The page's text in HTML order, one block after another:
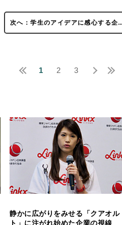
次へ：学生のアイデアに感心する企…
1 2 3
静かに広がりをみせる「クアオル
ト」に注がれ始めた企業の視線